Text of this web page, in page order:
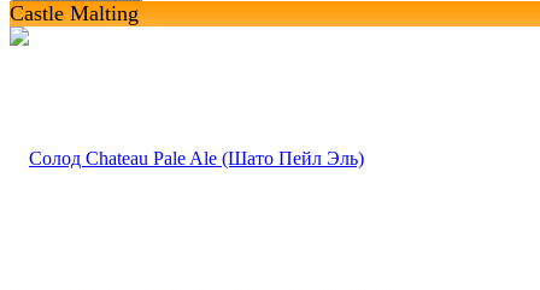
Castle Malting